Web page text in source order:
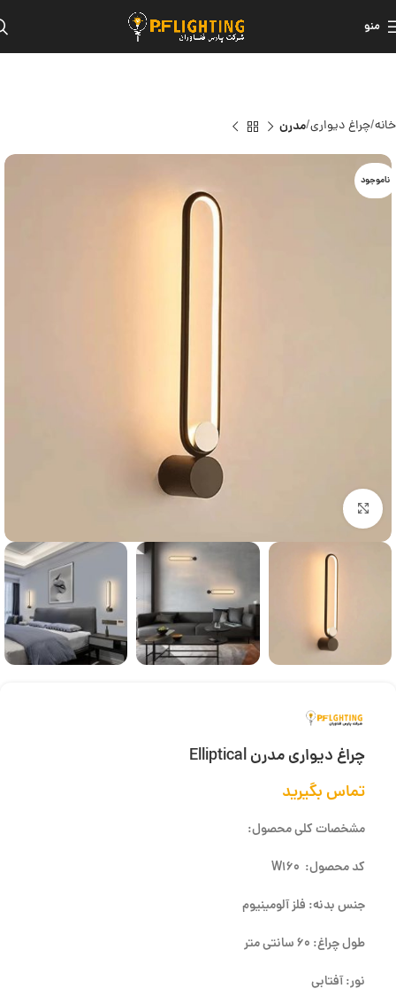
منو
خانه چراغ دیواری مدرن
ناموجود
بزرگنمایی تصویر
چراغ دیواری مدرن Elliptical
تماس بگیرید
مشخصات کلی محصول:
کد محصول: W160
جنس بدنه: فلز آلومینیوم
طول چراغ: 60 سانتی متر
نور: آفتابی